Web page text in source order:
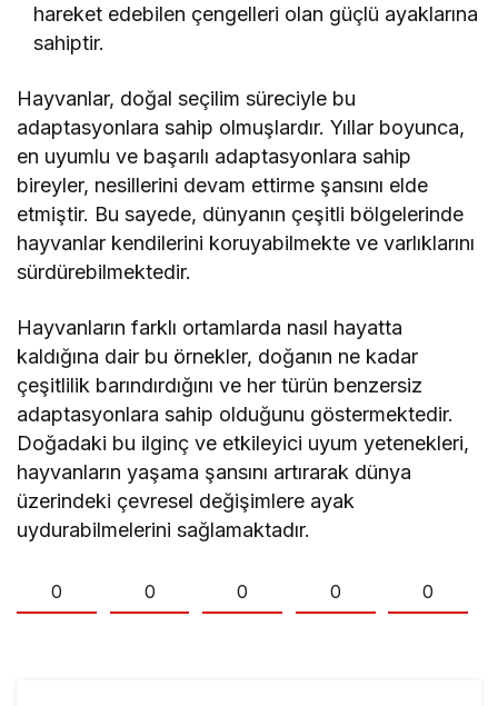
hareket edebilen çengelleri olan güçlü ayaklarına
sahiptir.
Hayvanlar, doğal seçilim süreciyle bu
adaptasyonlara sahip olmuşlardır. Yıllar boyunca,
en uyumlu ve başarılı adaptasyonlara sahip
bireyler, nesillerini devam ettirme şansını elde
etmiştir. Bu sayede, dünyanın çeşitli bölgelerinde
hayvanlar kendilerini koruyabilmekte ve varlıklarını
sürdürebilmektedir.
Hayvanların farklı ortamlarda nasıl hayatta
kaldığına dair bu örnekler, doğanın ne kadar
çeşitlilik barındırdığını ve her türün benzersiz
adaptasyonlara sahip olduğunu göstermektedir.
Doğadaki bu ilginç ve etkileyici uyum yetenekleri,
hayvanların yaşama şansını artırarak dünya
üzerindeki çevresel değişimlere ayak
uydurabilmelerini sağlamaktadır.
0 0 0 0 0